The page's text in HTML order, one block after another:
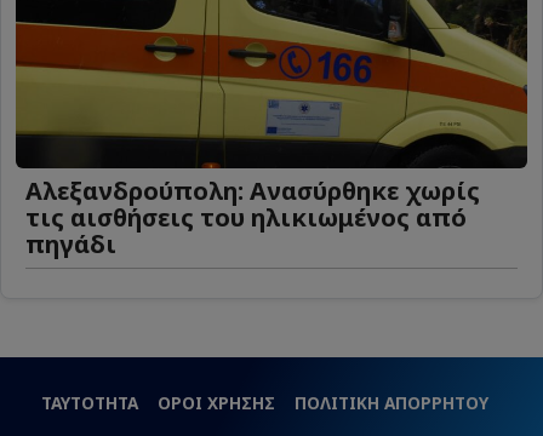
Αλεξανδρούπολη: Ανασύρθηκε χωρίς
τις αισθήσεις του ηλικιωμένος από
πηγάδι
ΤΑΥΤΟΤΗΤΑ ΟΡΟΙ ΧΡΗΣΗΣ
ΠΟΛΙΤΙΚΗ ΑΠΟΡΡΗΤΟΥ